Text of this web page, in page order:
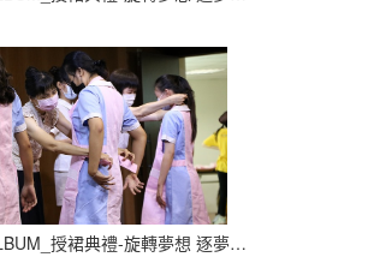
LINE_ALBUM_授裙典禮-旋轉夢想 逐夢飛翔_210927_15